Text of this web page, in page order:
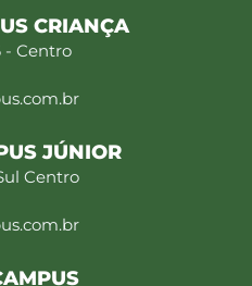
CRIANÇA
- Centro
JÚNIOR
Centro